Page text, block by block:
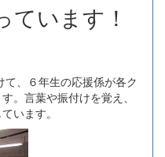
います！
、６年生の応援係が各ク
。言葉や振付けを覚え、
います。